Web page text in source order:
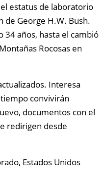
estatus de laboratorio
de George H.W. Bush.
34 años, hasta el cambió
Rocosas en
Interesa
convivirán
documentos con el
redirigen desde
Estados Unidos